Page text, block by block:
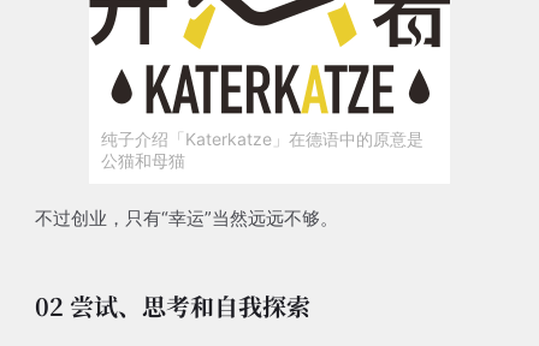
纯子介绍「Katerkatze」在德语中的原意是
公猫和母猫
不过创业，只有“幸运”当然远远不够。
02 尝试、思考和自我探索